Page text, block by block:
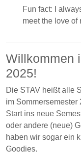
Fun fact: I
meet the love of
Willkommen
2025!
Die STAV heißt alle
im
Start ins neue
oder andere (neue)
haben wir sogar ein
Goodies.